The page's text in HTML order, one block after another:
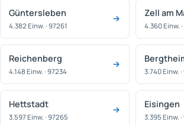
Güntersleben
4.382 Einw. · 97261
Zell am
4.360 Einw.
Reichenberg
4.148 Einw. · 97234 3.740 Einw.
Hettstadt
3.597 Einw. · 97265
Eisingen
3.395 Einw.